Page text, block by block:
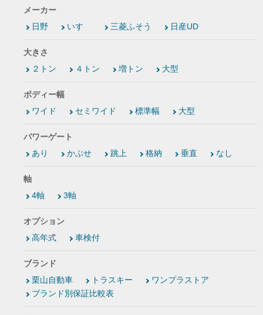
メーカー
日野
いすゞ 三菱ふそう 日産UD
大きさ
２トン
４トン 増トン 大型
ボディー幅
ワイド
セミワイド 標準幅 大型
パワーゲート
あり
かぶせ 跳上 格納 垂直 なし
軸
4軸
3軸
オプション
高年式
車検付
ブランド
栗山自動車
トラスキー
ワンプラストア
ブランド別保証比較表